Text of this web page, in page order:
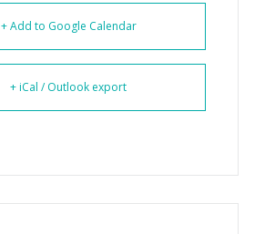
+ Add to Google Calendar
+ iCal / Outlook export